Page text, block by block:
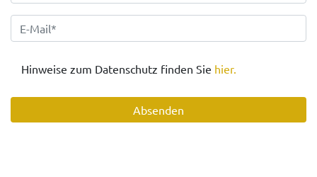
Hinweise zum Datenschutz finden Sie hier.